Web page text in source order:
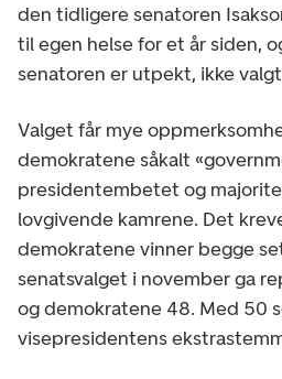
den tidligere senatoren
til egen helse for et år siden,
senatoren er utpekt, ikke
Valget får mye
demokratene såkalt
presidentembetet og
lovgivende kamrene. Det
demokratene vinner begge
senatsvalget i november ga
og demokratene 48. Med 50
visepresidentens